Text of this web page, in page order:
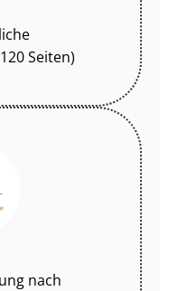
Seiten)
nach